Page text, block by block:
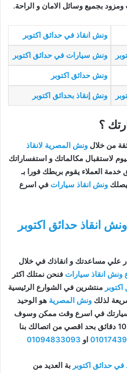
بجميع وسائل الامان و الراحة.
ونش انقاذ في حدائق اكتوبر
ونش سيارات في حدائق اكتوبر
ونش حدائق اكتوبر
ونش إنقاذ بحدائق اكتوبر
؟
من خلال ونش المصرية لانقاذ
لاستقبال مكالماتك و استفساراتك
خدمة العملاء يقوم بربطك فورا بـ
ونش انقاذ سيارات في اسرع
ونش انقاذ حدائق اكتوبر
علي مساعدتك و انقاذك في خلال
ونش انقاذ سيارات فنحن نمتلك اكثر
منتشرين في الشوارع الرئيسية
لذلك ونش المصرية هو الوحيد
سيارتك في اسرع وقت ممكن وسوف
في 10 دقائق بحد اقصي من اتصالك بنا
او 01094833093
حدائق اكتوبر بة العديد من